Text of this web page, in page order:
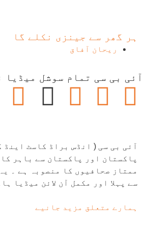
ہر گھر سے جینزی نکلے گا
ریحان آفاق
آئی بی سی تمام سوشل میڈیا
آئی بی سی ( انڈس براڈ کاسٹ اینڈ
پاکستان اور پاکستان سے باہر
ممتاز صحافیوں کا منصوبہ ہے ۔
سے پہلا اور مکمل آن لائن میڈیا
ہمارے متعلق مزید جانیے